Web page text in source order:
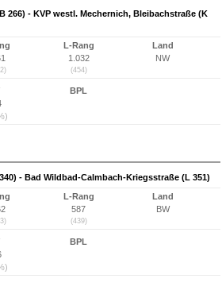
266) - KVP westl. Mechernich, Bleibachstraße (K
L-Rang
1.032
(454)
Land
NW
BPL
- Bad Wildbad-Calmbach-Kriegsstraße (L 351)
L-Rang
587
(439)
Land
BW
BPL